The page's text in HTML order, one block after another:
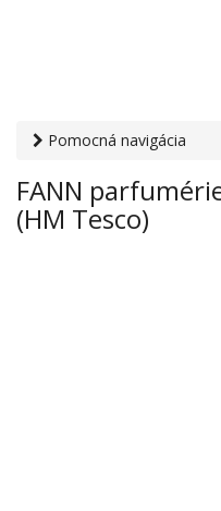
Pomocná navigácia
Banská Bystrica (HM
FANN
(HM Tesco)